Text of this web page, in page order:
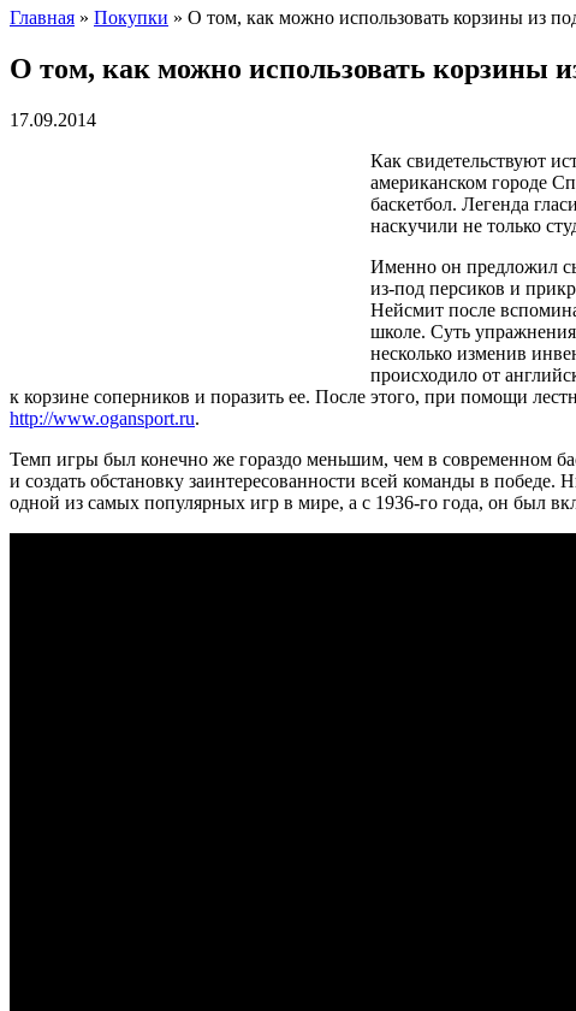
Главная » Покупки » О том, как можно использовать корзины из
О том, как можно использовать корзины
17.09.2014
Как свидетельствуют
американском городе
баскетбол. Легенда
наскучили не только
Именно он предложил
из-под персиков и
Нейсмит после
школе. Суть
несколько изменив
происходило от
к корзине соперников и поразить ее. После этого, при помощи
http://www.ogansport.ru.
Темп игры был конечно же гораздо меньшим, чем в современном
и создать обстановку заинтересованности всей команды в
одной из самых популярных игр в мире, а с 1936-го года, он был